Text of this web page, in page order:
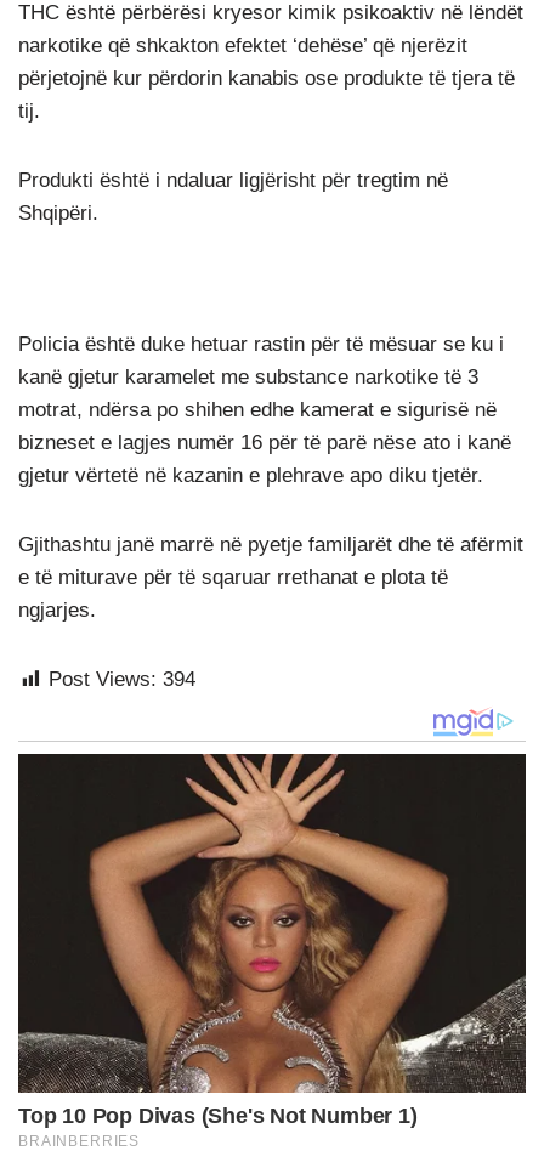
THC është përbërësi kryesor kimik psikoaktiv në lëndët
narkotike që shkakton efektet ‘dehëse’ që njerëzit
përjetojnë kur përdorin kanabis ose produkte të tjera të
tij.
Produkti është i ndaluar ligjërisht për tregtim në
Shqipëri.
Policia është duke hetuar rastin për të mësuar se ku i
kanë gjetur karamelet me substance narkotike të 3
motrat, ndërsa po shihen edhe kamerat e sigurisë në
bizneset e lagjes numër 16 për të parë nëse ato i kanë
gjetur vërtetë në kazanin e plehrave apo diku tjetër.
Gjithashtu janë marrë në pyetje familjarët dhe të afërmit
e të miturave për të sqaruar rrethanat e plota të
ngjarjes.
Post Views: 394